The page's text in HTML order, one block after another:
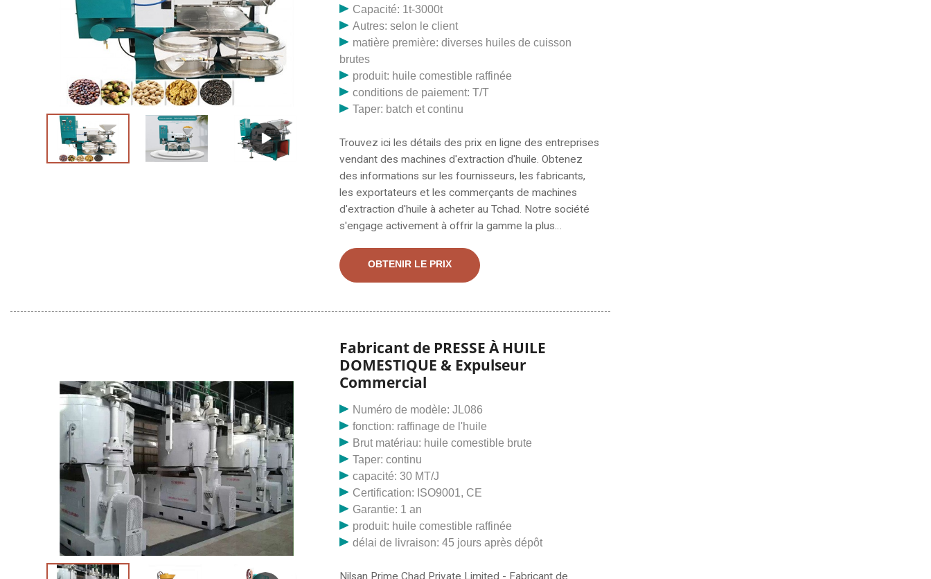
Capacité: 1t-3000t
Autres: selon le client
matière première: diverses huiles de cuisson
brutes
produit: huile comestible raffinée
conditions de paiement: T/T
Taper: batch et continu
Trouvez ici les détails des prix en ligne des entreprises
vendant des machines d'extraction d'huile. Obtenez
des informations sur les fournisseurs, les fabricants,
les exportateurs et les commerçants de machines
d'extraction d'huile à acheter au Tchad. Notre société
s'engage activement à offrir la gamme la plus
douleur. Cette huile que nous proposons est
principalement utilisée pour traiter les douleurs
d'effets secondaires et sa composition exacte. L'huile
chimiques de la meilleure qualité selon les normes de
qualité acceptées par l'industrie.
OBTENIR LE PRIX
Fabricant de PRESSE À HUILE
DOMESTIQUE & Expulseur
Commercial
Numéro de modèle: JL086
fonction: raffinage de l'huile
Brut matériau: huile comestible brute
Taper: continu
capacité: 30 MT/J
Certification: ISO9001, CE
Garantie: 1 an
produit: huile comestible raffinée
délai de livraison: 45 jours après dépôt
Nilsan Prime Chad Private Limited - Fabricant de